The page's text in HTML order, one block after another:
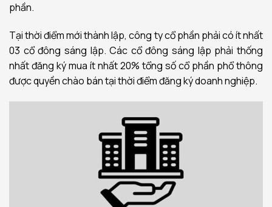
phần.
Tại thời điểm mới thành lập, công ty cổ phần phải có ít nhất
03 cổ đông sáng lập. Các cổ đông sáng lập phải thống
nhất đăng ký mua ít nhất 20% tổng số cổ phần phổ thông
được quyền chào bán tại thời điểm đăng ký doanh nghiệp.